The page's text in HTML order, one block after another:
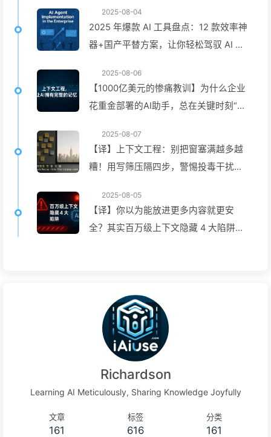
2025-08-04
2025 年爆款 AI 工具盘点：12 款效率神
器+国产平替方案，让你轻松驾驭 AI 时
2025-08-06
【1000亿美元的惨痛教训】为什么企业
花重金部署的AI助手，总在关键时刻“失
2025-08-07
【译】上下文工程：别把窗塞满越多越
糟！用写筛压隔四步，警惕投毒干扰混
2025-08-05
【译】你以为能放进更多内容就更安
全？其实百万级上下文隐藏 4 大陷阱，
Richardson
Learning AI Meticulously, Sharing Knowledge Joyfully
文章
161
标签
616
分类
161